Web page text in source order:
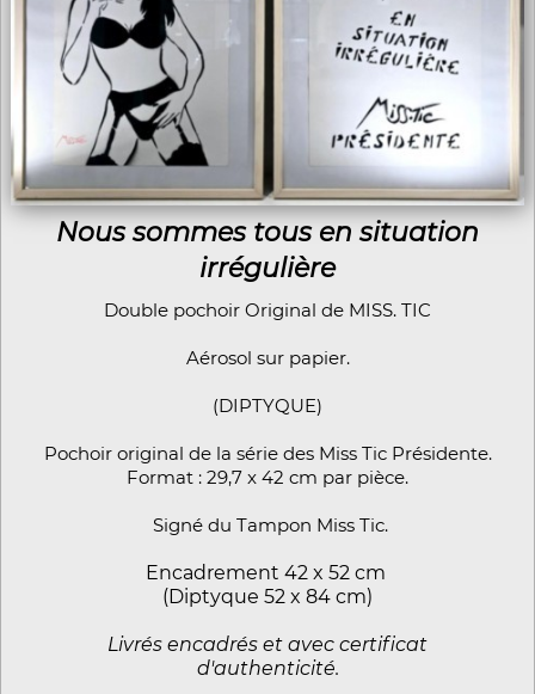
Nous sommes tous en situation
irrégulière
Double pochoir Original de MISS. TIC
Aérosol sur papier.
(DIPTYQUE)
Pochoir original de la série des Miss Tic Présidente.
Format : 29,7 x 42 cm par pièce.
Signé du Tampon Miss Tic.
Encadrement 42 x 52 cm
(Diptyque 52 x 84 cm)
Livrés encadrés et avec certificat
d'authenticité.